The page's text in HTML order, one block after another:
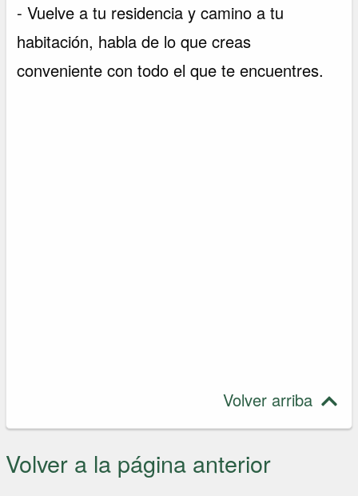
- Vuelve a tu residencia y camino a tu
habitación, habla de lo que creas
conveniente con todo el que te encuentres.
Volver arriba
Volver a la página anterior